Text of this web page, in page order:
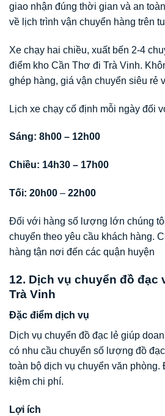
giao nhận đúng thời gian và an
về lịch trình vận chuyển hàng trên
Xe chạy hai chiều, xuất bến 2-4
điểm kho Cần Thơ đi Trà Vinh.
ghép hàng, giá vận chuyển siêu rẻ
Lịch xe chạy cố định mỗi ngày đối
Sáng: 8h00 – 12h00
Chiều: 14h30 – 17h00
Tối: 20h00 – 22h00
Đối với hàng số lượng lớn chúng
chuyển theo yêu cầu khách hàng.
hàng tận nơi đến các quận huyện
12. Dịch vụ chuyển đồ đạc
Trà Vinh
Đặc điểm dịch vụ
Dịch vụ chuyển đồ đạc lẻ giúp
có nhu cầu chuyển số lượng đồ
toàn bộ dịch vụ chuyển văn
kiệm chi phí.
Lợi ích